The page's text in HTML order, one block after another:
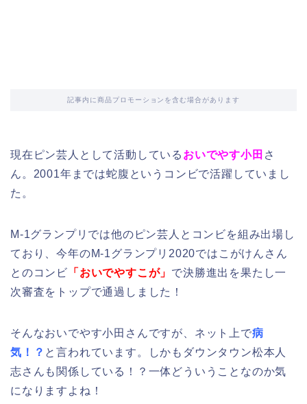
記事内に商品プロモーションを含む場合があります
現在ピン芸人として活動している おいでやす小田 さ
ん。2001年までは蛇腹というコンビで活躍していまし
た。
M-1グランプリでは他のピン芸人とコンビを組み出場し
ており、今年のM-1グランプリ2020ではこがけんさん
とのコンビ 「おいでやすこが」 で決勝進出を果たし一
次審査をトップで通過しました！
そんなおいでやす小田さんですが、ネット上で病
気！？ と言われています。しかもダウンタウン松本人
志さんも関係している！？一体どういうことなのか気
になりますよね！